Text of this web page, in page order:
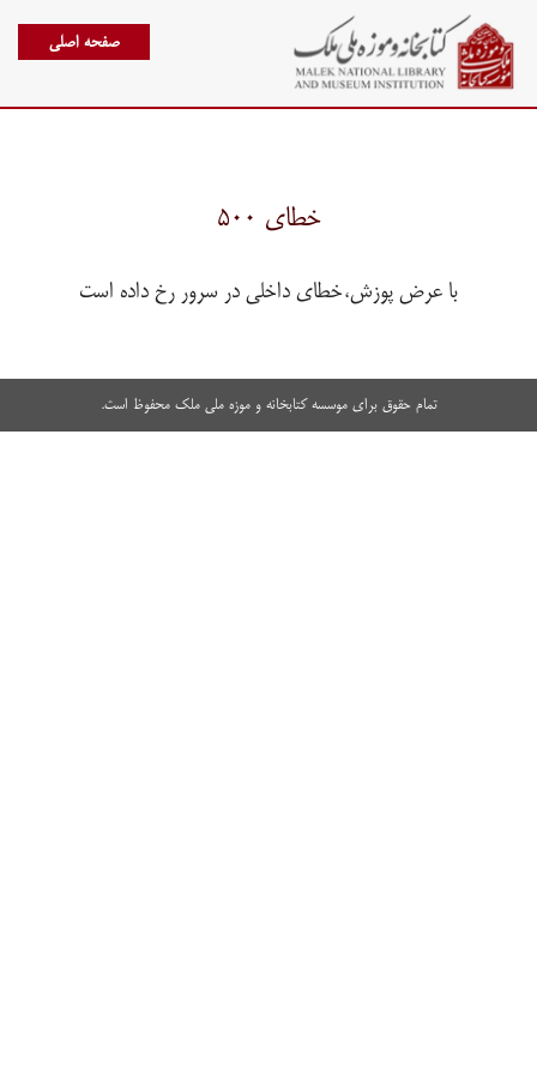
صفحه اصلی
خطای ۵۰۰
با عرض پوزش،خطای داخلی در سرور رخ داده است
تمام حقوق برای موسسه کتابخانه و موزه ملی ملک محفوظ است.